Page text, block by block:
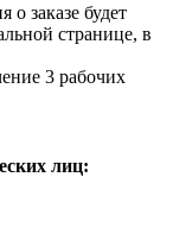
заказе будет
странице, в
3 рабочих
лиц: